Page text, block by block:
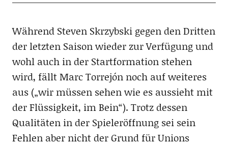
Während Steven Skrzybski gegen den Dritten
der letzten Saison wieder zur Verfügung und
wohl auch in der Startformation stehen
wird, fällt Marc Torrejón noch auf weiteres
aus („wir müssen sehen wie es aussieht mit
der Flüssigkeit, im Bein“). Trotz dessen
Qualitäten in der Spieleröffnung sei sein
Fehlen aber nicht der Grund für Unions